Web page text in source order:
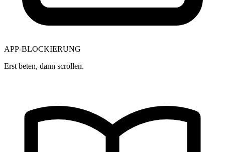
APP-BLOCKIERUNG
Erst beten, dann scrollen.